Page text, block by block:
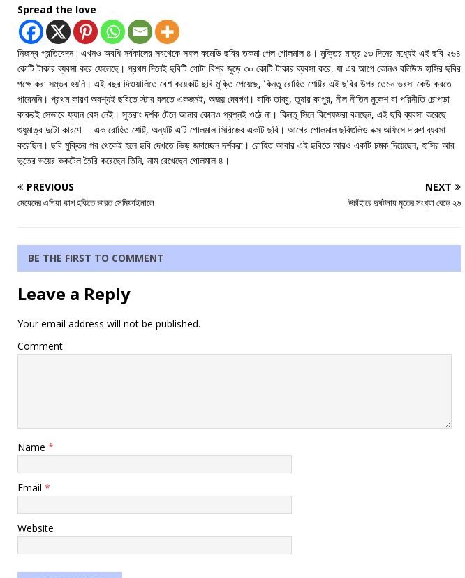
Spread the love
নিজস্ব প্রতিবেদন : এখনও অবধি সর্বকালের সবথেকে সফল কমেডি ছবির তকমা পেল গোলমাল ৪। মুক্তির মাত্র ১৩ দিনের মধ্যেই এই ছবি ২৬৪
কোটি টাকার ব্যবসা করে ফেলেছে। প্রথম দিনেই ছবিটি গোটা বিশ্ব জুড়ে ৩০ কোটি টাকার ব্যবসা করে, যা এর আগে কোনও বলিউড হাসির ছবির
পক্ষে করা সম্ভব হয়নি। এই বছর দিওয়ালিতে বেশ কয়েকটি ছবি মুক্তি পেয়েছে, কিন্তু রোহিত শেট্টির এই ছবির উপর তেমন ভরসা কেউ করতে
পারেননি। প্রথম কারণ অবশ্যই ছবিতে স্টার বলতে একজনই, অজয় দেবগণ। বাকি তাব্বু, তুষার কাপুর, নীল নীতিন মুকেশ বা পরিনীতি চোপড়া
কারুরই সেভাবে ফ্যান বেস নেই। সুতরাং দর্শক টেনে আনার কোনও প্রশ্নই ওঠে না। কিন্তু সিনে বিশেষজ্ঞরা বলছেন, এই ছবি ব্যবসা করেছে
শুধুমাত্র দুটো কারণে— এক রোহিত শেট্টি, অন্যটি এটি গোলমাল সিরিজের একটি ছবি। আগের গোলমাল ছবিগুলিও বক্স অফিসে দারুণ ব্যবসা
করেছিল। ছবি মুক্তির পর থেকেই হলে ছবি দেখতে ভিড় জমাচ্ছেন দর্শকরা। রোহিত আবার এই ছবিতে আরও একটি চমক দিয়েছেন, হাসির আর
ভূতের ভয়ের ককটেল তৈরি করেছেন তিনি, নাম রেখেছেন গোলমাল ৪।
PREVIOUS
মেয়েদের এশিয়া কাপ হকিতে ভারত সেমিফাইনালে
NEXT
উচাঁহারে দুর্ঘটনায় মৃতের সংখ্যা বেড়ে ২৬
BE THE FIRST TO COMMENT
Leave a Reply
Your email address will not be published.
Comment
Name *
Email *
Website